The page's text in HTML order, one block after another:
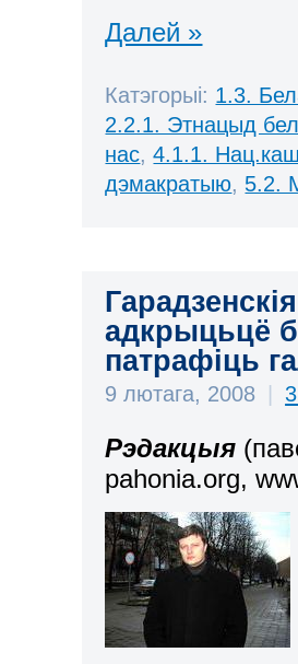
Далей »
Катэгорыі: 1.3.
2.2.1. Этнацыд
нас,4.1.1.
дэмакратыю, 5.2.
адкрыцьцё
патрафіць
9 лютага, 2008
Рэдакцыя
pahonia.org,